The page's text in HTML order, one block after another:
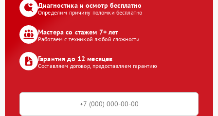
Диагностика и осмотр бесплатно
Определим причину поломки бесплатно
Мастера со стажем 7+ лет
Работаем с техникой любой сложности
Гарантия до 12 месяцев
Составляем договор, предоставляем гарантию